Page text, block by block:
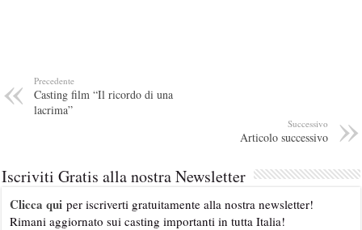
Precedente
Casting film “Il ricordo di una
lacrima”
Successivo
Articolo successivo
Iscriviti Gratis alla nostra Newsletter
Clicca qui per iscriverti gratuitamente alla nostra newsletter!
Rimani aggiornato sui casting importanti in tutta Italia!